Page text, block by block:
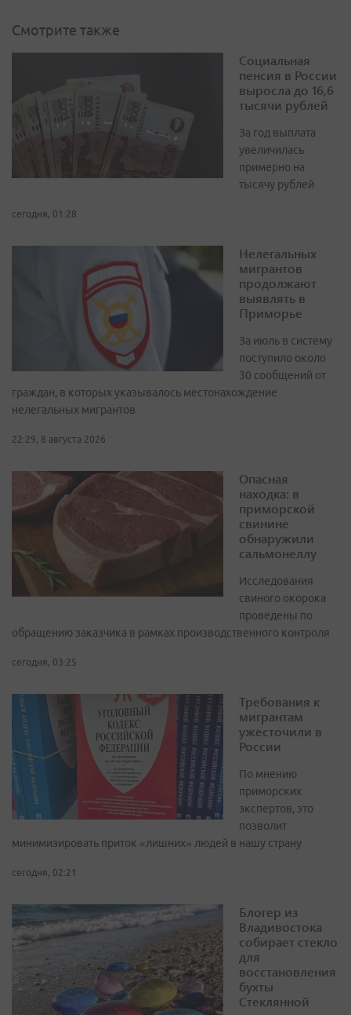
Смотрите также
Социальная
пенсия в России
выросла до 16,6
тысячи рублей
За год выплата
увеличилась
примерно на
тысячу рублей
сегодня, 01:28
Нелегальных
мигрантов
продолжают
выявлять в
Приморье
За июль в систему
поступило около
30 сообщений от
граждан, в которых указывалось местонахождение
нелегальных мигрантов
22:29, 8 августа 2026
Опасная
находка: в
приморской
свинине
обнаружили
сальмонеллу
Исследования
свиного окорока
проведены по
обращению заказчика в рамках производственного контроля
сегодня, 03:25
Требования к
мигрантам
ужесточили в
России
По мнению
приморских
экспертов, это
позволит
минимизировать приток «лишних» людей в нашу страну
сегодня, 02:21
Блогер из
Владивостока
собирает стекло
для
восстановления
бухты
Стеклянной